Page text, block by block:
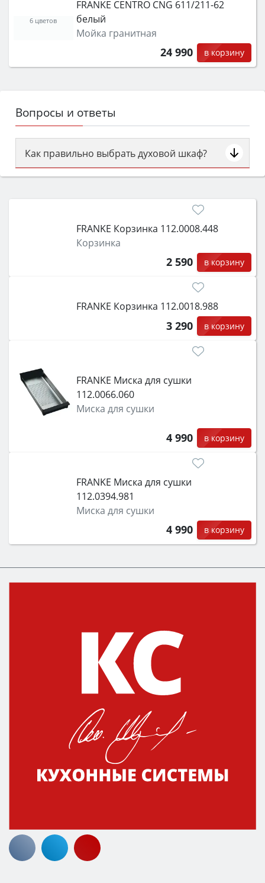
FRANKE CENTRO CNG 611/211-62
белый
Мойка гранитная
24 990 в корзину
6 цветов
Вопросы и ответы
Как правильно выбрать духовой шкаф?
Сначала определитесь с типом (газовый или
затем смотрите на объём 50–70 л для семьи,
функции (конвекция, гриль, самоочистка,
защита от детей).
FRANKE Корзинка 112.0008.448
Корзинка
2 590 в корзину
FRANKE Корзинка 112.0018.988
3 290 в корзину
FRANKE Миска для сушки
112.0066.060
Миска для сушки
4 990 в корзину
FRANKE Миска для сушки
112.0394.981
Миска для сушки
4 990 в корзину